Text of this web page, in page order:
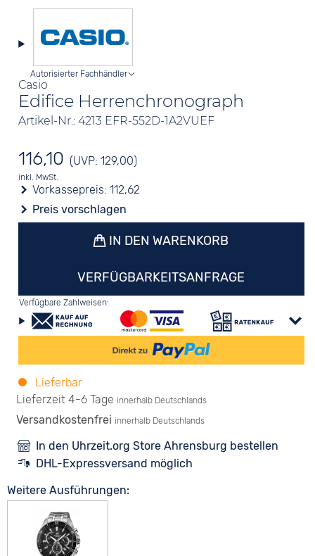
Casio
Edifice Herrenchronograph
Artikel-Nr.: 4213 EFR-552D-1A2VUEF
Autorisierter Fachhändler
116,10 (UVP: 129,00)
inkl. MwSt.
Vorkassepreis:112,62
Preis vorschlagen
IN DEN WARENKORB
VERFÜGBARKEITSANFRAGE
Verfügbare Zahlweisen:
Lieferbar
Lieferzeit 4-6 Tage innerhalb Deutschlands
Versandkostenfrei innerhalb Deutschlands
In den Uhrzeit.org Store Ahrensburg bestellen
DHL-Expressversand möglich
Weitere Ausführungen: